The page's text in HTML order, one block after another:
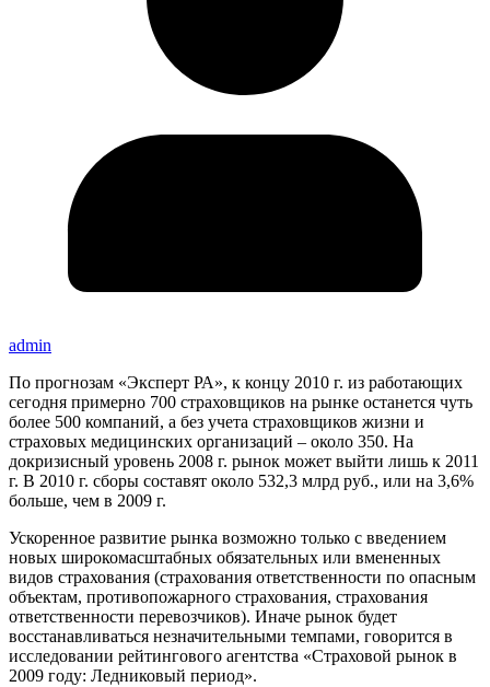
admin
По прогнозам «Эксперт РА», к концу 2010 г. из работающих
сегодня примерно 700 страховщиков на рынке останется чуть
более 500 компаний, а без учета страховщиков жизни и
страховых медицинских организаций – около 350. На
докризисный уровень 2008 г. рынок может выйти лишь к 2011
г. В 2010 г. сборы составят около 532,3 млрд руб., или на 3,6%
больше, чем в 2009 г.
Ускоренное развитие рынка возможно только с введением
новых широкомасштабных обязательных или вмененных
видов страхования (страхования ответственности по опасным
объектам, противопожарного страхования, страхования
ответственности перевозчиков). Иначе рынок будет
восстанавливаться незначительными темпами, говорится в
исследовании рейтингового агентства «Страховой рынок в
2009 году: Ледниковый период».